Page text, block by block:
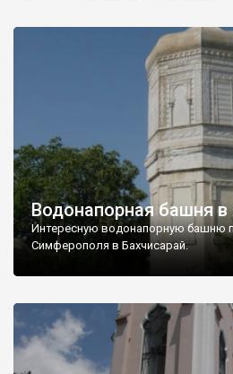
Водонапорная башня
Интересную водонапорную башню
Симферополя в Бахчисарай.